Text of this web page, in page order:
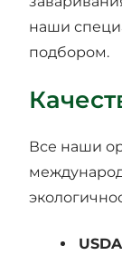
наши
подбором.
Все наши